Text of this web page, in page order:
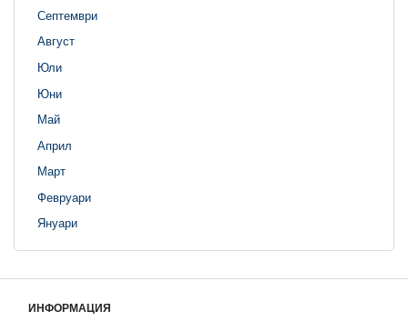
Септември
Август
Юли
Юни
Май
Април
Март
Февруари
Януари
ИНФОРМАЦИЯ